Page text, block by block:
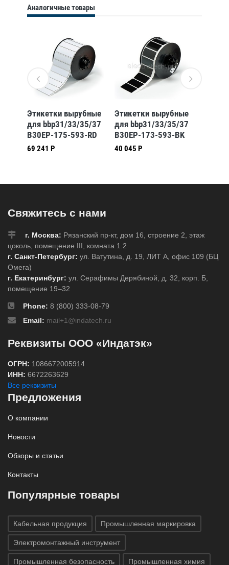
Аналогичные товары
Этикетки вырубные
для bbp31/33/35/37
B30EP-175-593-RD
69 241 Р
Этикетки вырубные
для bbp31/33/35/37
B30EP-173-593-BK
40 045 Р
Свяжитесь с нами
г. Москва: Рязанский пр-кт, дом 16, строение 2, этаж
цоколь, помещение III, комната 1.2
г. Санкт-Петербург: ул. Ватутина, д. 19, ЛИТ А, офис 109 (БЦ
Омега)
г. Екатеринбург: ул. Серафимы Дерябиной, д. 32, корп. Б,
помещение 19–32
Phone: 8 (800) 333-08-79
Email: mail+1@indatech.ru
Реквизиты ООО «Индатэк»
ОГРН: 1086672005914
ИНН: 6672263629
Все реквизиты
Предложения
О компании
Новости
Обзоры и статьи
Контакты
Популярные товары
Кабельная продукция Промышленная маркировка
Электромонтажный инструмент
Промышленная безопасность Промышленная химия